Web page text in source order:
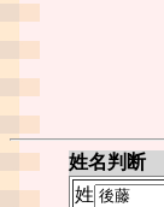
姓名判断
姓